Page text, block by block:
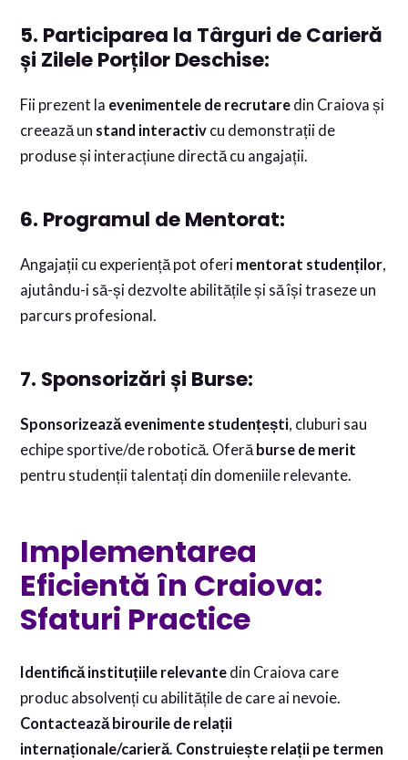
5. Participarea la Târguri de Carieră
și Zilele Porților Deschise:
Fii prezent la evenimentele de recrutare din Craiova și
creează un stand interactiv cu demonstrații de
produse și interacțiune directă cu angajații.
6. Programul de Mentorat:
Angajații cu experiență pot oferi mentorat studenților,
ajutându-i să-și dezvolte abilitățile și să își traseze un
parcurs profesional.
7. Sponsorizări și Burse:
Sponsorizează evenimente studențești, cluburi sau
echipe sportive/de robotică. Oferă burse de merit
pentru studenții talentați din domeniile relevante.
Implementarea
Eficientă în Craiova:
Sfaturi Practice
Identifică instituțiile relevante din Craiova care
produc absolvenți cu abilitățile de care ai nevoie.
Contactează birourile de relații
internaționale/carieră. Construiește relații pe termen